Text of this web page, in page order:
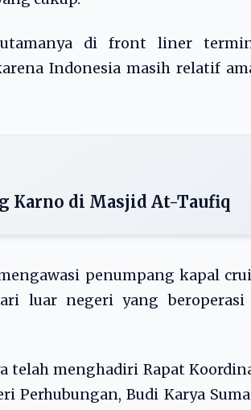
utamanya di front liner
Indonesia masih relatif
Karno di Masjid At-Taufiq
penumpang kapal
luar negeri yang
telah menghadiri Rapat
Perhubungan, Budi Karya